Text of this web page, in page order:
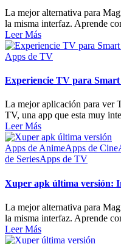
La mejor alternativa para
la misma interfaz. Aprende
Leer Más
Apps de TV
Experiencie TV para
La mejor aplicación para ver
TV, una app que esta muy
Leer Más
Apps de AnimeApps de Cine
de SeriesApps de TV
Xuper apk última versión:
La mejor alternativa para
la misma interfaz. Aprende
Leer Más